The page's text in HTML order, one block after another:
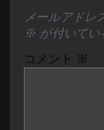
メールアドレ
※ が付いて
コメント
※